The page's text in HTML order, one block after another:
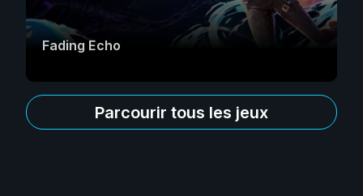
Fading Echo
Parcourir tous les jeux